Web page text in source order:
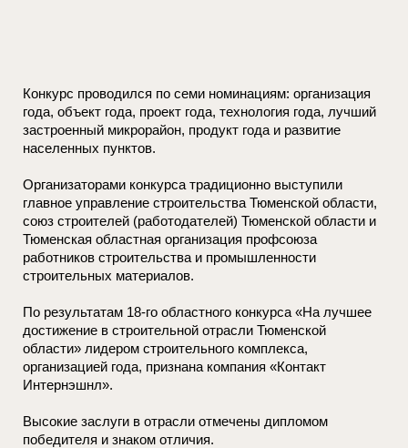
Конкурс проводился по семи номинациям: организация
года, объект года, проект года, технология года, лучший
застроенный микрорайон, продукт года и развитие
населенных пунктов.
Организаторами конкурса традиционно выступили
главное управление строительства Тюменской области,
союз строителей (работодателей) Тюменской области и
Тюменская областная организация профсоюза
работников строительства и промышленности
строительных материалов.
По результатам 18-го областного конкурса «На лучшее
достижение в строительной отрасли Тюменской
области» лидером строительного комплекса,
организацией года, признана компания «Контакт
Интернэшнл».
Высокие заслуги в отрасли отмечены дипломом
победителя и знаком отличия.